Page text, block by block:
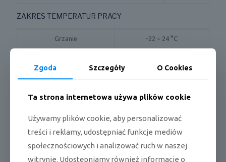
ZAKRES TEMPERATUR PRACY
Grzanie -22 ~ 24 °C
WYMIARY / WAGA
Waga netto
CECHY / WYPOSAŻENIE
Zgoda Szczegóły O Cookies
Ta strona internetowa używa plików cookie
Używamy plików cookie, aby personalizować
treści i reklamy, udostępniać funkcje mediów
społecznościowych i analizować ruch w naszej
witrynie. Udostępniamy również informacje o